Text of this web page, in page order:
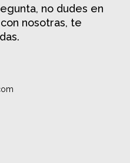
no dudes en
nosotras, te